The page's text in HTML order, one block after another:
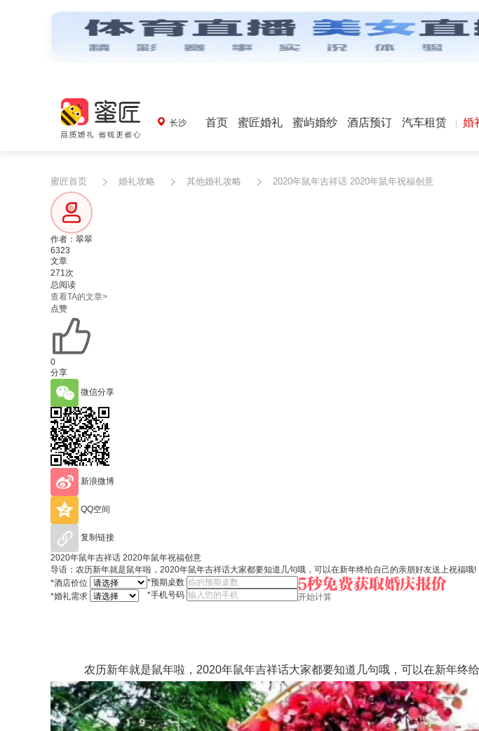
长沙 首页 蜜匠婚礼 蜜屿婚纱 酒店预订 汽车租赁 婚
蜜匠首页 婚礼攻略 其他婚礼攻略 2020年鼠年吉祥话 2020年鼠年祝福创意
作者：翠翠
6323
文章
271次
总阅读
查看TA的文章>
点赞
0
分享
微信分享
新浪微博
QQ空间
复制链接
2020年鼠年吉祥话 2020年鼠年祝福创意
导语：农历新年就是鼠年啦，2020年鼠年吉祥话大家都要知道几句哦，可以在新年终给自己的亲朋好友送上祝福哦!
*酒店价位
*婚礼需求
*预期桌数
*手机号码
开始计算
农历新年就是鼠年啦，2020年鼠年吉祥话大家都要知道几句哦，可以在新年终